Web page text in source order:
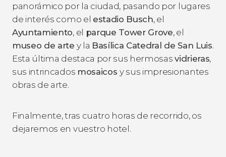
panorámico por la ciudad, pasando por lugares
de interés como el estadio Busch, el
Ayuntamiento, el parque Tower Grove, el
museo de arte y la Basílica Catedral de San Luis.
Esta última destaca por sus hermosasvidrieras,
sus intrincados mosaicosy sus impresionantes
obras de arte.
Finalmente, tras cuatro horas de recorrido, os
dejaremos en vuestro hotel.